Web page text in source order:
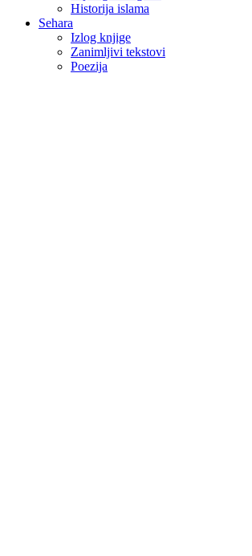
Historija islama
Sehara
Izlog knjige
Zanimljivi tekstovi
Poezija